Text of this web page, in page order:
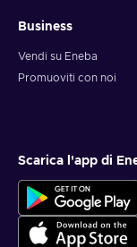
Business
Vendi su Eneba
Promuoviti con noi
Scarica l'app di